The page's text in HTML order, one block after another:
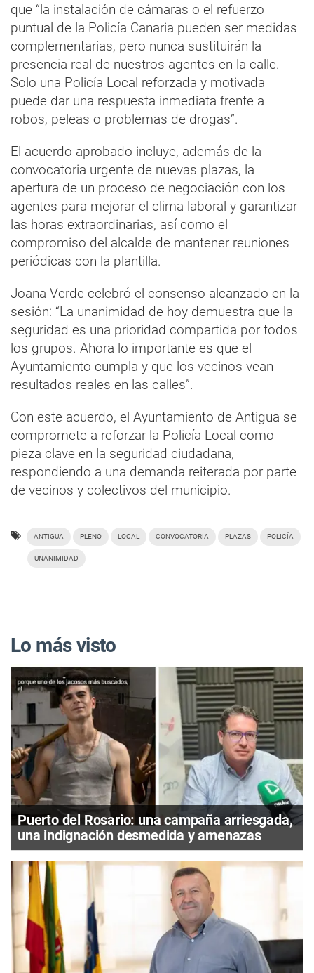
que “la instalación de cámaras o el refuerzo
puntual de la Policía Canaria pueden ser medidas
complementarias, pero nunca sustituirán la
presencia real de nuestros agentes en la calle.
Solo una Policía Local reforzada y motivada
puede dar una respuesta inmediata frente a
robos, peleas o problemas de drogas”.
El acuerdo aprobado incluye, además de la
convocatoria urgente de nuevas plazas, la
apertura de un proceso de negociación con los
agentes para mejorar el clima laboral y garantizar
las horas extraordinarias, así como el
compromiso del alcalde de mantener reuniones
periódicas con la plantilla.
Joana Verde celebró el consenso alcanzado en la
sesión: “La unanimidad de hoy demuestra que la
seguridad es una prioridad compartida por todos
los grupos. Ahora lo importante es que el
Ayuntamiento cumpla y que los vecinos vean
resultados reales en las calles”.
Con este acuerdo, el Ayuntamiento de Antigua se
compromete a reforzar la Policía Local como
pieza clave en la seguridad ciudadana,
respondiendo a una demanda reiterada por parte
de vecinos y colectivos del municipio.
ANTIGUA PLENO LOCAL CONVOCATORIA PLAZAS POLICÍA
UNANIMIDAD
Lo más visto
Puerto del Rosario: una campaña arriesgada,
una indignación desmedida y amenazas